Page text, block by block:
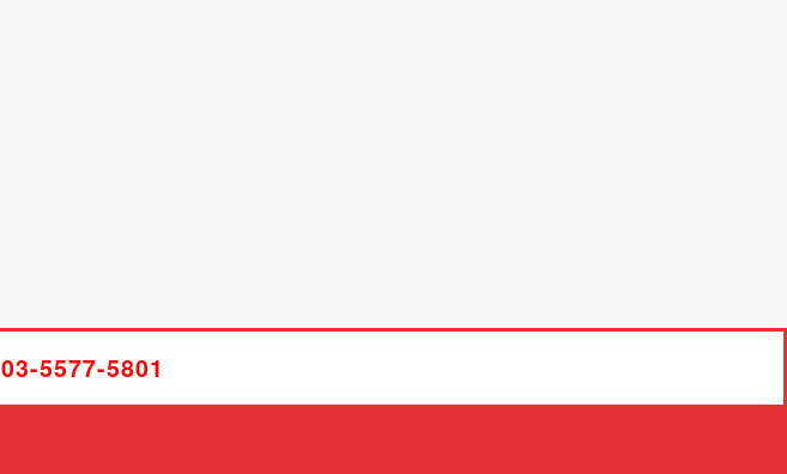
03-5577-5801